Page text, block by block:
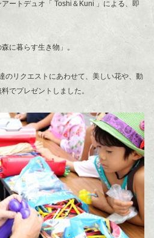
ートデュオ「 Toshi＆Kuni 」による、即
に暮らす生き物」。
のリクエストにあわせて、美しい花や、動
でプレゼントしました。